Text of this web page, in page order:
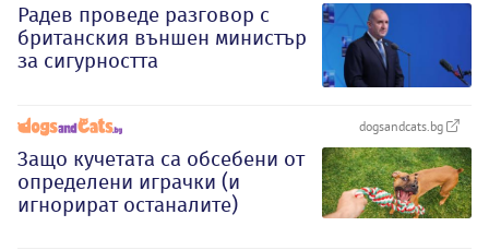
Радев проведе разговор с
британския външен министър
за сигурността
dogsandcats.bg
Защо кучетата са обсебени от
определени играчки (и
игнорират останалите)